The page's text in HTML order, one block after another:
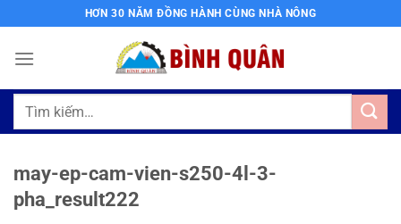
qua
nội
HƠN 30 NĂM ĐỒNG HÀNH CÙNG NHÀ NÔNG
Tìm
may-ep-cam-vien-s250-4l-3-
pha_result222